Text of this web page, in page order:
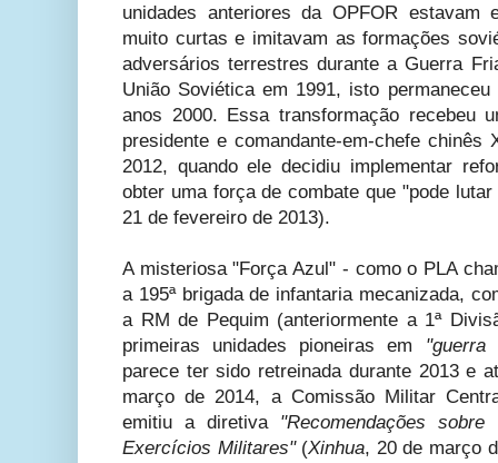
unidades anteriores da OPFOR estavam
muito curtas e imitavam as formações
adversários terrestres durante a Guerra
União Soviética em 1991, isto
anos 2000. Essa transformação recebeu
presidente e comandante-em-chefe chinês
2012, quando ele decidiu implementar
obter uma força de combate que "pode
21 de fevereiro de 2013).
A misteriosa "Força Azul" - como o PLA
a 195ª brigada de infantaria mecanizada,
a RM de Pequim (anteriormente a 1ª
primeiras unidades pioneiras em "guerra
parece ter sido retreinada durante 2013 e
março de 2014, a Comissão Militar
emitiu a diretiva "Recomendações
Exercícios Militares"(Xinhua, 20 de março